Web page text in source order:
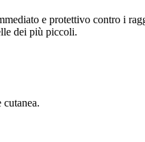
e protettivo contro i
dei più piccoli.